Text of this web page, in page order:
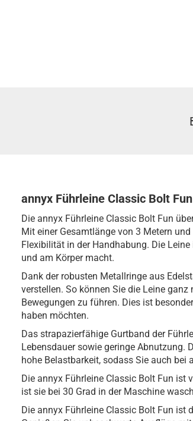
annyx Führleine Classic Bolt
Die annyx Führleine Classic Bolt Fun
Mit einer Gesamtlänge von 3 Metern
Flexibilität in der Handhabung. Die
und am Körper macht.
Dank der robusten Metallringe aus
verstellen. So können Sie die Leine
Bewegungen zu führen. Dies ist
haben möchten.
Das strapazierfähige Gurtband der
Lebensdauer sowie geringe Abnutzung.
hohe Belastbarkeit, sodass Sie auch bei
Die annyx Führleine Classic Bolt Fun ist
ist sie bei 30 Grad in der Maschine
Die annyx Führleine Classic Bolt Fun ist